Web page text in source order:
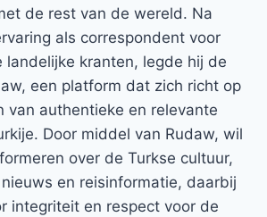
de rest van de wereld. Na
als correspondent voor
landelijke kranten, legde hij de
een platform dat zich richt op
van authentieke en relevante
Door middel van Rudaw, wil
over de Turkse cultuur,
en reisinformatie, daarbij
integriteit en respect voor de